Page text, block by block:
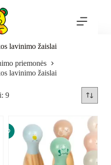
lavinimo žaislai
priemonės
lavinimo žaislai
9